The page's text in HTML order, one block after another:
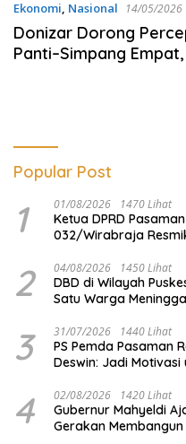
Ekonomi, Nasional 14/05/2026
Donizar Dorong
Panti–Simpang
Popular Post
1 01/08/2026 1470 Lihat
Ketua DPRD
032/Wirabraja
2 04/08/2026 1450 Lihat
DBD di Wilayah
Satu Warga
3 31/07/2026 1440 Lihat
PS Pemda Pasaman
Deswin: Jadi
4 02/08/2026 1420 Lihat
Gubernur Mahyeldi
Gerakan